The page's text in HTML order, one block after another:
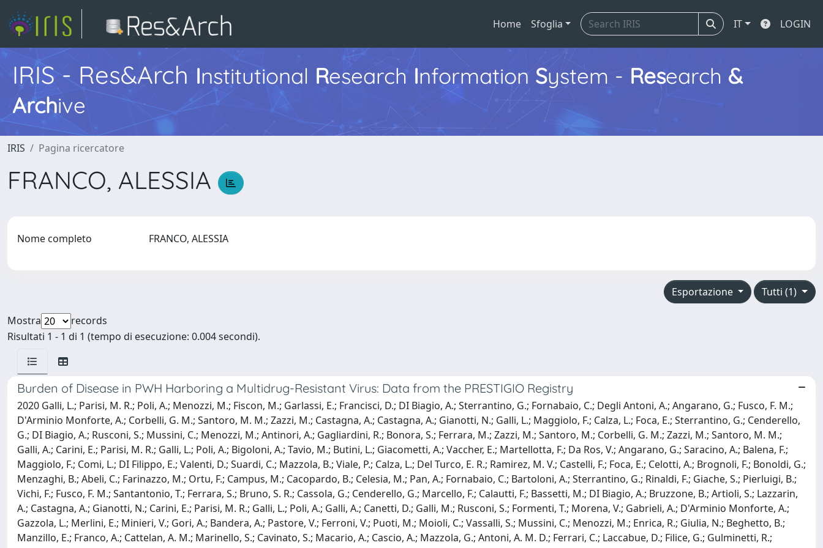
Home Sfoglia IT LOGIN
IRIS - Res&Arch Institutional Research Information System - Research &
Archive
IRIS Pagina ricercatore
FRANCO, ALESSIA
Nome completo FRANCO, ALESSIA
Tutti (1)
Esportazione
Mostra
records
Risultati 1 - 1 di 1 (tempo di esecuzione: 0.004 secondi).
Burden of Disease in PWH Harboring a Multidrug-Resistant Virus: Data from the PRESTIGIO Registry
2020 Galli, L.; Parisi, M. R.; Poli, A.; Menozzi, M.; Fiscon, M.; Garlassi, E.; Francisci, D.; DI Biagio, A.; Sterrantino, G.; Fornabaio, C.; Degli Antoni, A.; Angarano, G.; Fusco, F. M.;
D'Arminio Monforte, A.; Corbelli, G. M.; Santoro, M. M.; Zazzi, M.; Castagna, A.; Castagna, A.; Gianotti, N.; Galli, L.; Maggiolo, F.; Calza, L.; Foca, E.; Sterrantino, G.; Cenderello,
G.; DI Biagio, A.; Rusconi, S.; Mussini, C.; Menozzi, M.; Antinori, A.; Gagliardini, R.; Bonora, S.; Ferrara, M.; Zazzi, M.; Santoro, M.; Corbelli, G. M.; Zazzi, M.; Santoro, M. M.;
Galli, A.; Carini, E.; Parisi, M. R.; Galli, L.; Poli, A.; Bigoloni, A.; Tavio, M.; Butini, L.; Giacometti, A.; Vaccher, E.; Martellotta, F.; Da Ros, V.; Angarano, G.; Saracino, A.; Balena, F.;
Maggiolo, F.; Comi, L.; DI Filippo, E.; Valenti, D.; Suardi, C.; Mazzola, B.; Viale, P.; Calza, L.; Del Turco, E. R.; Ramirez, M. V.; Castelli, F.; Foca, E.; Celotti, A.; Brognoli, F.; Bonoldi, G.;
Menzaghi, B.; Abeli, C.; Farinazzo, M.; Ortu, F.; Campus, M.; Cacopardo, B.; Celesia, M.; Pan, A.; Fornabaio, C.; Bartoloni, A.; Sterrantino, G.; Rinaldi, F.; Giache, S.; Pierluigi, B.;
Vichi, F.; Fusco, F. M.; Santantonio, T.; Ferrara, S.; Bruno, S. R.; Cassola, G.; Cenderello, G.; Marcello, F.; Calautti, F.; Bassetti, M.; DI Biagio, A.; Bruzzone, B.; Artioli, S.; Lazzarin,
A.; Castagna, A.; Gianotti, N.; Carini, E.; Parisi, M. R.; Galli, L.; Poli, A.; Galli, A.; Canetti, D.; Galli, M.; Rusconi, S.; Formenti, T.; Morena, V.; Gabrieli, A.; D'Arminio Monforte, A.;
Gazzola, L.; Merlini, E.; Minieri, V.; Gori, A.; Bandera, A.; Pastore, V.; Ferroni, V.; Puoti, M.; Moioli, C.; Vassalli, S.; Mussini, C.; Menozzi, M.; Enrica, R.; Giulia, N.; Beghetto, B.;
Manzillo, E.; Franco, A.; Cattelan, A. M.; Marinello, S.; Cavinato, S.; Macario, A.; Cascio, A.; Mazzola, G.; Antoni, A. M. D.; Ferrari, C.; Laccabue, D.; Filice, G.; Gulminetti, R.;